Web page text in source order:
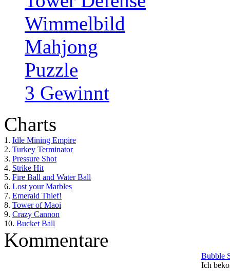
Wimmelbild
Mahjong
Puzzle
3 Gewinnt
Charts
1. Idle Mining Empire
2. Turkey Terminator
3. Pressure Shot
4. Strike Hit
5. Fire Ball and Water Ball
6. Lost your Marbles
7. Emerald Thief!
8. Tower of Maoi
9. Crazy Cannon
10. Bucket Ball
Kommentare
Bubble
Ich